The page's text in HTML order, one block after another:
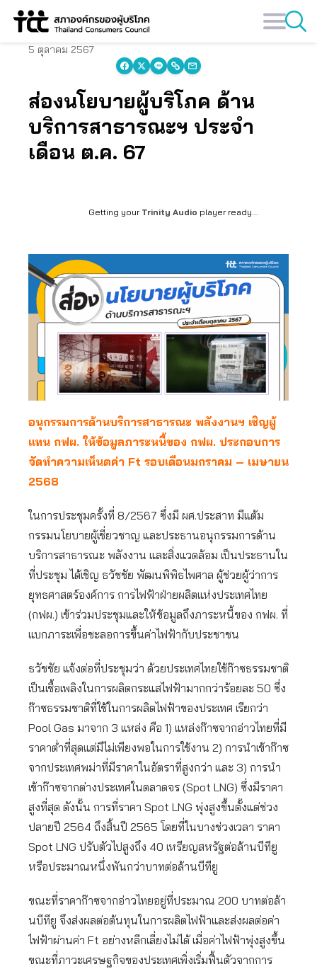
Skip
5 ตุลาคม 2567
ส่องนโยบายผู้บริโภค ด้าน
บริการสาธารณะฯ ประจำ
เดือน ต.ค. 67
Getting your Trinity Audio player ready...
อนุกรรมการด้านบริการสาธารณะ พลังงานฯ เชิญผู้
แทน กฟผ. ให้ข้อมูลภาระหนี้ของ กฟผ. ประกอบการ
จัดทำความเห็นตค่า Ft รอบเดือนมกราคม – เมษายน
2568
ในการประชุมครั้งที่ 8/2567 ซึ่งมี ผศ.ประสาท มีแต้ม
กรรมนโยบายผู้เชี่ยวชาญ และประธานอนุกรรมการด้าน
บริการสาธารณะ พลังงาน และสิ่งแวดล้อม เป็นประธานใน
ที่ประชุม ได้เชิญ ธวัชชัย พัฒนพิพิธไพศาล ผู้ช่วยผู้ว่าการ
ยุทธศาสตร์องค์การ การไฟฟ้าฝ่ายผลิตแห่งประเทศไทย
(กฟผ.) เข้าร่วมประชุมและให้ข้อมูลถึงภาระหนี้ของ กฟผ. ที่
แบกภาระเพื่อชะลอการขึ้นค่าไฟฟ้ากับประชาชน
ธวัชชัย แจ้งต่อที่ประชุมว่า ด้วยประเทศไทยใช้ก๊าซธรรมชาติ
เป็นเชื้อเพลิงในการผลิตกระแสไฟฟ้ามากกว่าร้อยละ 50 ซึ่ง
ก๊าซธรรมชาติที่ใช้ในการผลิตไฟฟ้าของประเทศ เรียกว่า
Pool Gas มาจาก 3 แหล่ง คือ 1) แหล่งก๊าซจากอ่าวไทยที่มี
ราคาต่ำที่สุดแต่มีไม่เพียงพอในการใช้งาน 2) การนำเข้าก๊าซ
จากประเทศพม่าที่มีราคาในอัตราที่สูงกว่า และ 3) การนำ
เข้าก๊าซจากต่างประเทศในตลาดจร (Spot LNG) ซึ่งมีราคา
สูงที่สุด ดังนั้น การที่ราคา Spot LNG พุ่งสูงขึ้นตั้งแต่ช่วง
ปลายปี 2564 ถึงสิ้นปี 2565 โดยที่ในบางช่วงเวลา ราคา
Spot LNG ปรับตัวไปสูงถึง 40 เหรียญสหรัฐต่อล้านบีทียู
หรือประมาณหนึ่งพันกว่าบาทต่อล้านบีทียู
ขณะที่ราคาก๊าซจากอ่าวไทยอยู่ที่ประมาณ 200 บาทต่อล้า
นบีทียู จึงส่งผลต่อต้นทุนในการผลิตไฟฟ้าและส่งผลต่อค่า
ไฟฟ้าผ่านค่า Ft อย่างหลีกเลี่ยงไม่ได้ เมื่อค่าไฟฟ้าพุ่งสูงขึ้น
ขณะที่ภาวะเศรษฐกิจของประเทศเพิ่งเริ่มฟื้นตัวจากการ